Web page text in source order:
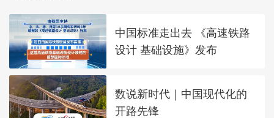
中国标准走出去 《高速铁路
设计 基础设施》发布
数说新时代｜中国现代化的
开路先锋